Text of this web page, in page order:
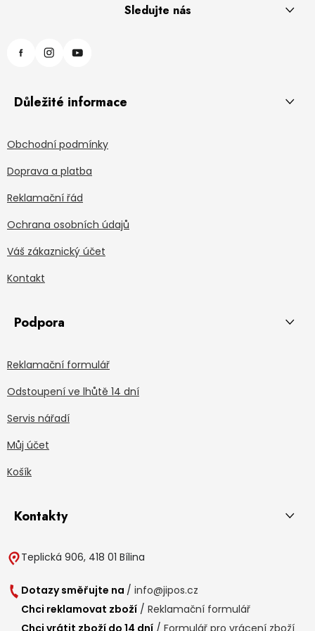
Sledujte nás
Důležité informace
Obchodní podmínky
Doprava a platba
Reklamační řád
Ochrana osobních údajů
Váš zákaznický účet
Kontakt
Podpora
Reklamační formulář
Odstoupení ve lhůtě 14 dní
Servis nářadí
Můj účet
Košík
Kontakty
Teplická 906, 418 01 Bílina
Dotazy směřujte na / info@jipos.cz
Chci reklamovat zboží / Reklamační formulář
Chci vrátit zboží do 14 dní / Formulář pro vrácení zboží